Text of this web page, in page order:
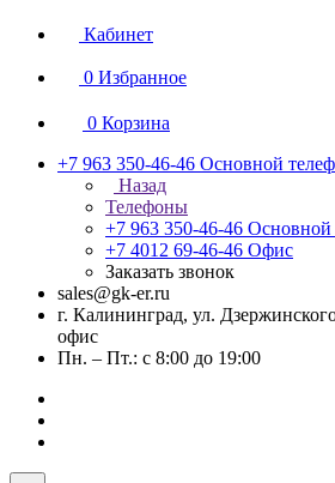
Кабинет
0 Избранное
0 Корзина
+7 963 350-46-46 Основной
Назад
Телефоны
+7 963 350-46-46 Основной
+7 4012 69-46-46 Офис
Заказать звонок
sales@gk-er.ru
г. Калининград, ул.
офис
Пн. – Пт.: с 8:00 до 19:00